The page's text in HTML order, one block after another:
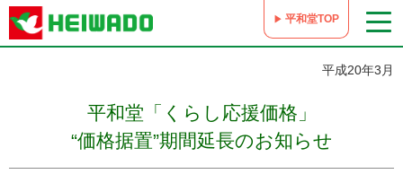
平和堂TOP
平成20年3月
平和堂「くらし応援価格」
“価格据置”期間延長のお知らせ